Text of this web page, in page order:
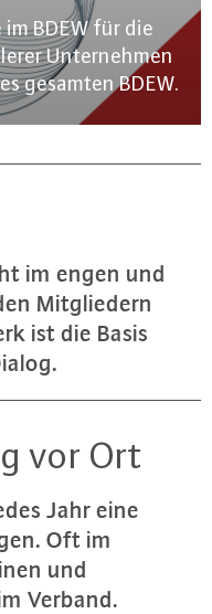
BDEW für die
Unternehmen
gesamten BDEW.
im engen und
Mit­glie­dern
ist die Basis
vor Ort
Jahr eine
Oft im
und
Verband.